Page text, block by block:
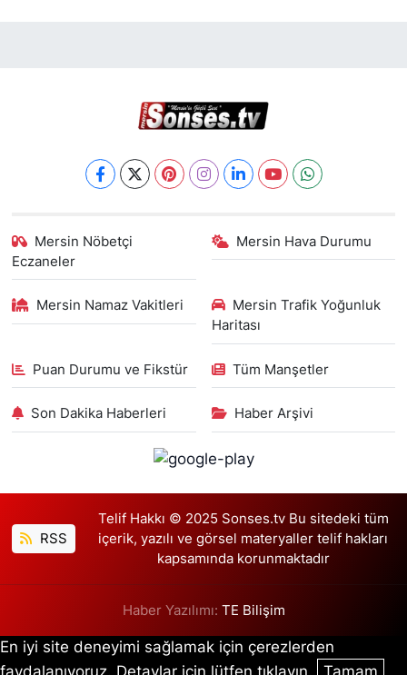
Mersin Nöbetçi
Eczaneler
Mersin Hava Durumu
Mersin Namaz Vakitleri
Mersin Trafik Yoğunluk
Haritası
Puan Durumu ve Fikstür Tüm Manşetler
Son Dakika Haberleri Haber Arşivi
RSS
Telif Hakkı © 2025 Sonses.tv Bu sitedeki tüm
içerik, yazılı ve görsel materyaller telif hakları
kapsamında korunmaktadır
Haber Yazılımı: TE Bilişim
En iyi site deneyimi sağlamak için çerezlerden
faydalanıyoruz. Detaylar için lütfen tıklayın.
Tamam